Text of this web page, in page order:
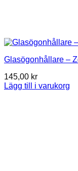
Glasögonhållare –
145,00 kr
Lägg till i varukorg